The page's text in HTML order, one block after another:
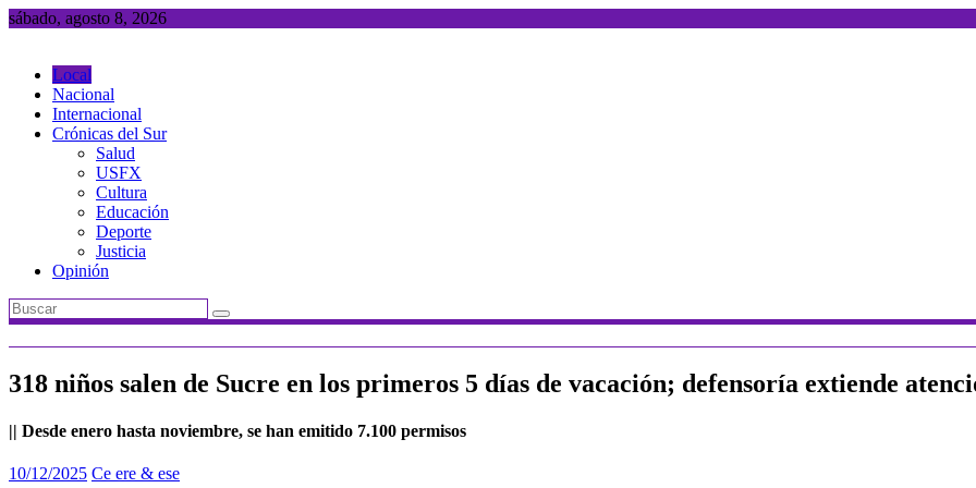
Saltar
sábado, agosto 8, 2026
Local
Nacional
Internacional
Crónicas del Sur
Salud
USFX
Cultura
Educación
Deporte
Justicia
Opinión
318 niños salen de Sucre en los primeros 5 días de vacación; defensoría extiende
|| Desde enero hasta noviembre, se han emitido 7.100 permisos
10/12/2025 Ce ere & ese